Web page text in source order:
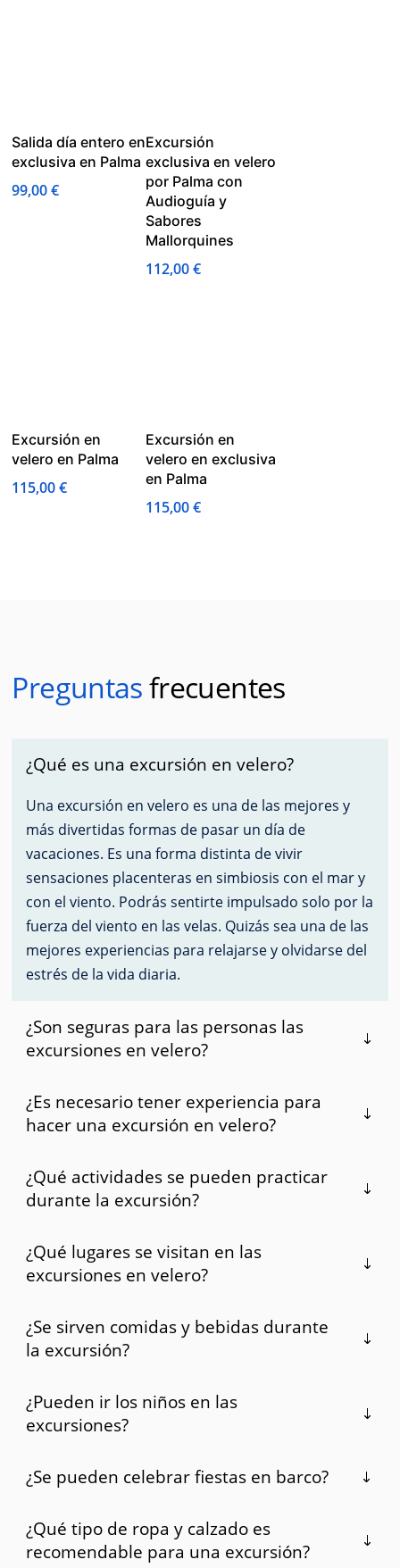
Salida día entero en
exclusiva en Palma
99,00€
Excursión
exclusiva en velero
por Palma con
Audioguía y
Sabores
Mallorquines
112,00€
Excursión en
velero en Palma
115,00€
Excursión en
velero en exclusiva
en Palma
115,00€
Preguntasfrecuentes
¿Qué es una excursión en velero?
Una excursión en velero es una de las mejores y
más divertidas formas de pasar un día de
vacaciones. Es una forma distinta de vivir
sensaciones placenteras en simbiosis con el mar y
con el viento. Podrás sentirte impulsado solo por la
fuerza del viento en las velas. Quizás sea una de las
mejores experiencias para relajarse y olvidarse del
estrés de la vida diaria.
¿Son seguras para las personas las
excursiones en velero?
¿Es necesario tener experiencia para
hacer una excursión en velero?
¿Qué actividades se pueden practicar
durante la excursión?
¿Qué lugares se visitan en las
excursiones en velero?
¿Se sirven comidas y bebidas durante
la excursión?
¿Pueden ir los niños en las
excursiones?
¿Se pueden celebrar fiestas en barco?
¿Qué tipo de ropa y calzado es
recomendable para una excursión?